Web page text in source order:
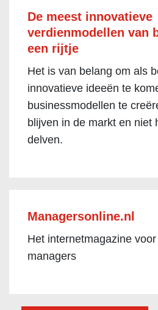
De meest innovatieve
verdienmodellen van
een rijtje
Het is van belang om als
innovatieve ideeën te
businessmodellen te
blijven in de markt en niet
delven.
Managersonline.nl
Het internetmagazine
managers